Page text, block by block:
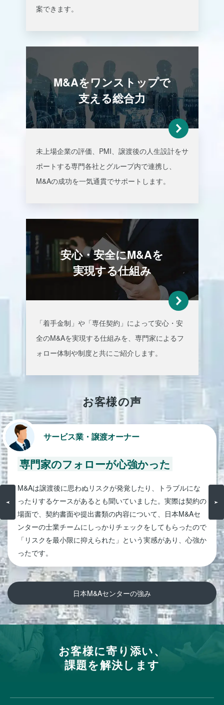
案できます。
M&Aをワンストップで
支える総合力
未上場企業の評価、PMI、譲渡後の人生設計をサ
ポートする専門各社とグループ内で連携し、
M&Aの成功を一気通貫でサポート します。
安心・安全にM&Aを
実現する仕組み
「着手金制」や「専任契約」によって安心・安
全のM&Aを実現する仕組みを、専門家によるフ
ォロー体制や制度と共にご紹介します。
お客様の声
サービス業・譲渡オーナー
専門家のフォローが心強かった
M&Aは譲渡後に思わぬリスクが発覚したり、トラブルにな
ったりするケースがあるとも聞いていました。実際は契約の
場面で、契約書面や提出書類の内容について、日本M&Aセ
ンターの士業チームにしっかりチェックをしてもらったので
「リスクを最小限に抑えられた」という実感があり、心強か
ったです。
日本M&Aセンターの強み
お客様に寄り添い、
課題を解決します